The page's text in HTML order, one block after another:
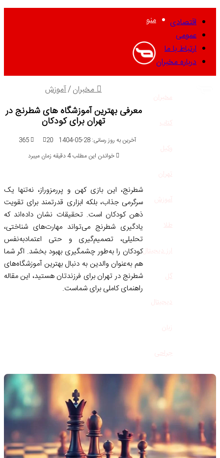
اقتصادی
عمومی
ارتباط با ما
درباره مخبران
منو
مخبران
کتاب
وکیل
تهران
آموزش
طلا
ارز دیجیتال
گل
دیجیتال
زبان
جراحی
مخبران/آموزش
معرفی بهترین آموزشگاه های شطرنج در
تهران برای کودکان
آخرین به روز رسانی: 28-05-1404 20
365
خواندن این مطلب 4 دقیقه زمان میبرد
شطرنج، این بازی کهن و پررمزوراز، نه‌تنها یک
سرگرمی جذاب، بلکه ابزاری قدرتمند برای تقویت
ذهن کودکان است. تحقیقات نشان داده‌اند که
یادگیری شطرنج می‌تواند مهارت‌های شناختی،
تحلیلی، تصمیم‌گیری و حتی اعتمادبه‌نفس
کودکان را به‌طور چشمگیری بهبود بخشد. اگر شما
هم به‌عنوان والدین به دنبال بهترین آموزشگاه‌های
شطرنج در تهران برای فرزندتان هستید، این مقاله
راهنمای کاملی برای شماست.